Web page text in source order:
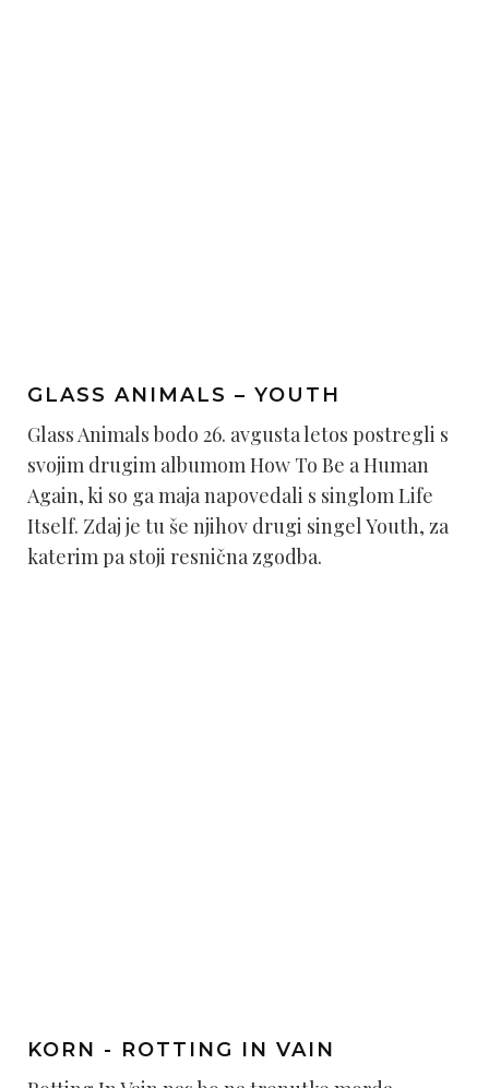
GLASS ANIMALS – YOUTH
Glass Animals bodo 26. avgusta letos postregli s
svojim drugim albumom How To Be a Human
Again, ki so ga maja napovedali s singlom Life
Itself. Zdaj je tu še njihov drugi singel Youth, za
katerim pa stoji resnična zgodba.
KORN - ROTTING IN VAIN